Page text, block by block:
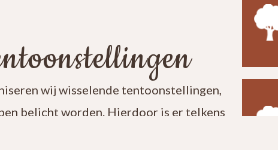
wij wisselende tentoonstellingen,
belicht worden. Hierdoor is er telkens